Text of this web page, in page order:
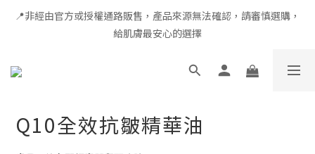
全館滿千免運 × 新用戶即享 $100 禮遇
📍非經由官方或授權通路販售，產品來源無法確認，請審慎選購，
給肌膚最安心的選擇
全館滿千免運 × 新用戶即享 $100 禮遇
Q10全效抗皺精華油